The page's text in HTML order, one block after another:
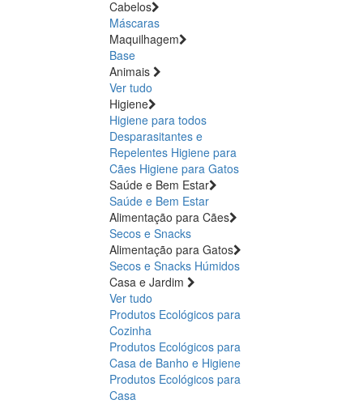
Cabelos
Máscaras
Maquilhagem
Base
Animais
Ver tudo
Higiene
Higiene para todos
Desparasitantes e
Repelentes Higiene para
Cães Higiene para Gatos
Saúde e Bem Estar
Saúde e Bem Estar
Alimentação para Cães
Secos e Snacks
Alimentação para Gatos
Secos e Snacks Húmidos
Casa e Jardim
Ver tudo
Produtos Ecológicos para
Cozinha
Produtos Ecológicos para
Casa de Banho e Higiene
Produtos Ecológicos para
Casa